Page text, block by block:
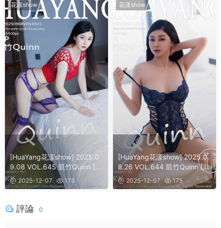
花漾show
[HuaYang花漾show] 2025.0
9.08 VOL.645 凱竹Quinn [4
1] 2025-12-07 178
花漾show
[HuaYang花漾show] 2025.0
8.26 VOL.644 凱竹Quinn [6
0] 2025-12-07 175
評論 0